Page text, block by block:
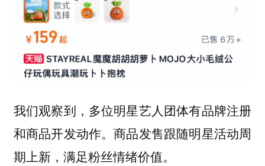
我们观察到，多位明星艺人团体有品牌注册
和商品开发动作。商品发售跟随明星活动周
期上新，满足粉丝情绪价值。